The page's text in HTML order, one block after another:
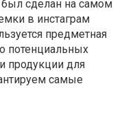
был сделан на самом
в инстаграм
предметная
потенциальных
продукции для
самые